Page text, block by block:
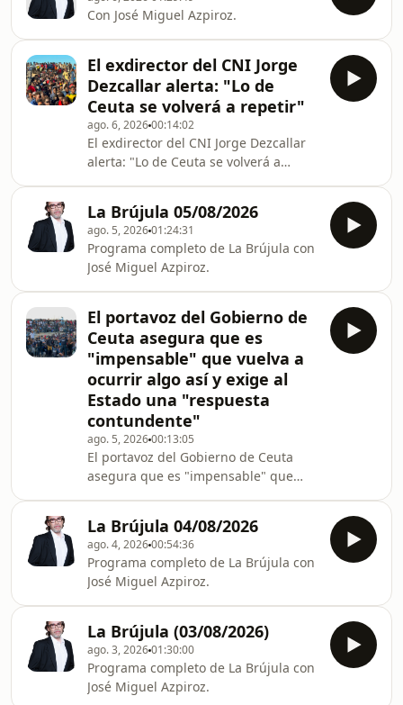
Con José Miguel Azpiroz.
El exdirector del CNI Jorge
Dezcallar alerta: "Lo de
Ceuta se volverá a repetir"
ago. 6, 202600:14:02
El exdirector del CNI Jorge Dezcallar
alerta: "Lo de Ceuta se volverá a
La Brújula 05/08/2026
ago. 5, 202601:24:31
Programa completo de La Brújula con
José Miguel Azpiroz.
El portavoz del Gobierno de
Ceuta asegura que es
"impensable" que vuelva a
ocurrir algo así y exige al
Estado una "respuesta
contundente"
ago. 5, 202600:13:05
El portavoz del Gobierno de Ceuta
asegura que es "impensable" que
La Brújula 04/08/2026
ago. 4, 202600:54:36
Programa completo de La Brújula con
José Miguel Azpiroz.
La Brújula (03/08/2026)
ago. 3, 202601:30:00
Programa completo de La Brújula con
José Miguel Azpiroz.